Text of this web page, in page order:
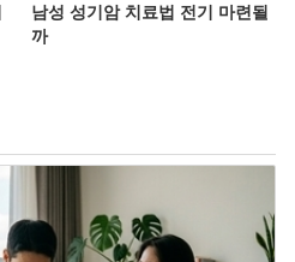
남성 성기암 치료법 전기 마련될
까